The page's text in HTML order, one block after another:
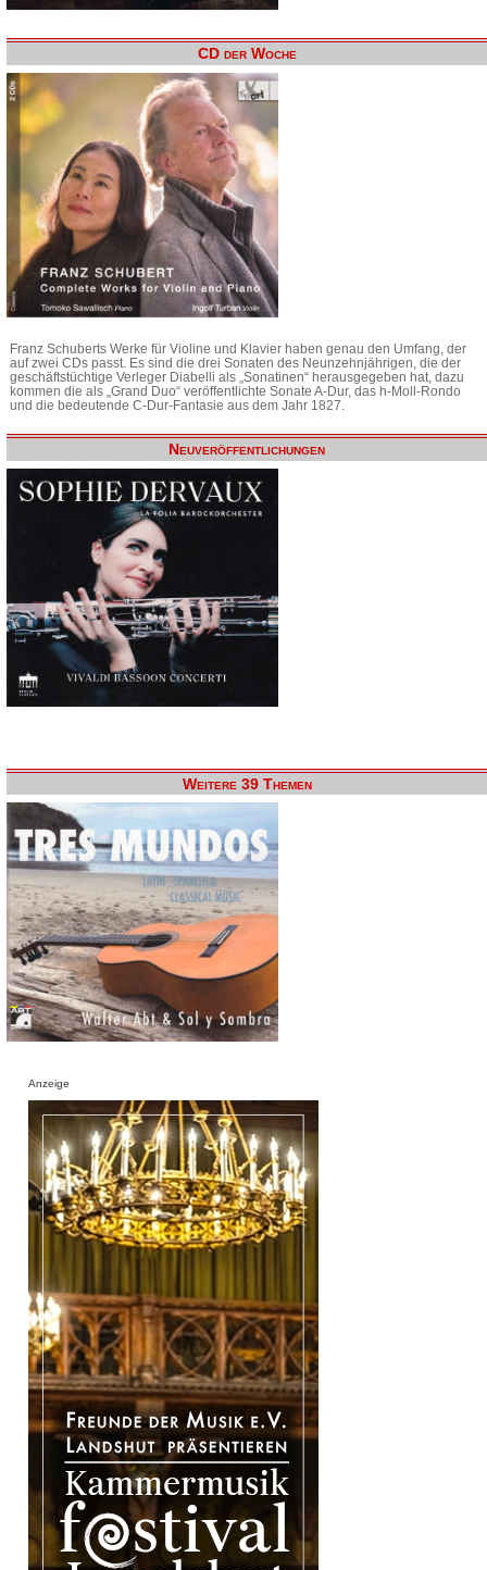
CD der Woche
Franz Schuberts Werke für Violine und Klavier haben genau den Umfang, der
auf zwei CDs passt. Es sind die drei Sonaten des Neunzehnjährigen, die der
geschäftstüchtige Verleger Diabelli als „Sonatinen“ herausgegeben hat, dazu
kommen die als „Grand Duo“ veröffentlichte Sonate A-Dur, das h-Moll-Rondo
und die bedeutende C-Dur-Fantasie aus dem Jahr 1827.
Neuveröffentlichungen
Weitere 39 Themen
Anzeige